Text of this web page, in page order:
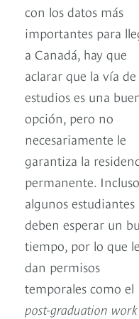
con los datos más
importantes para
a Canadá, hay que
aclarar que la vía de
estudios es una
opción, pero no
necesariamente le
garantiza la
permanente.
algunos estudiantes
deben esperar un
tiempo, por lo que
dan permisos
temporales como el
post-graduation work